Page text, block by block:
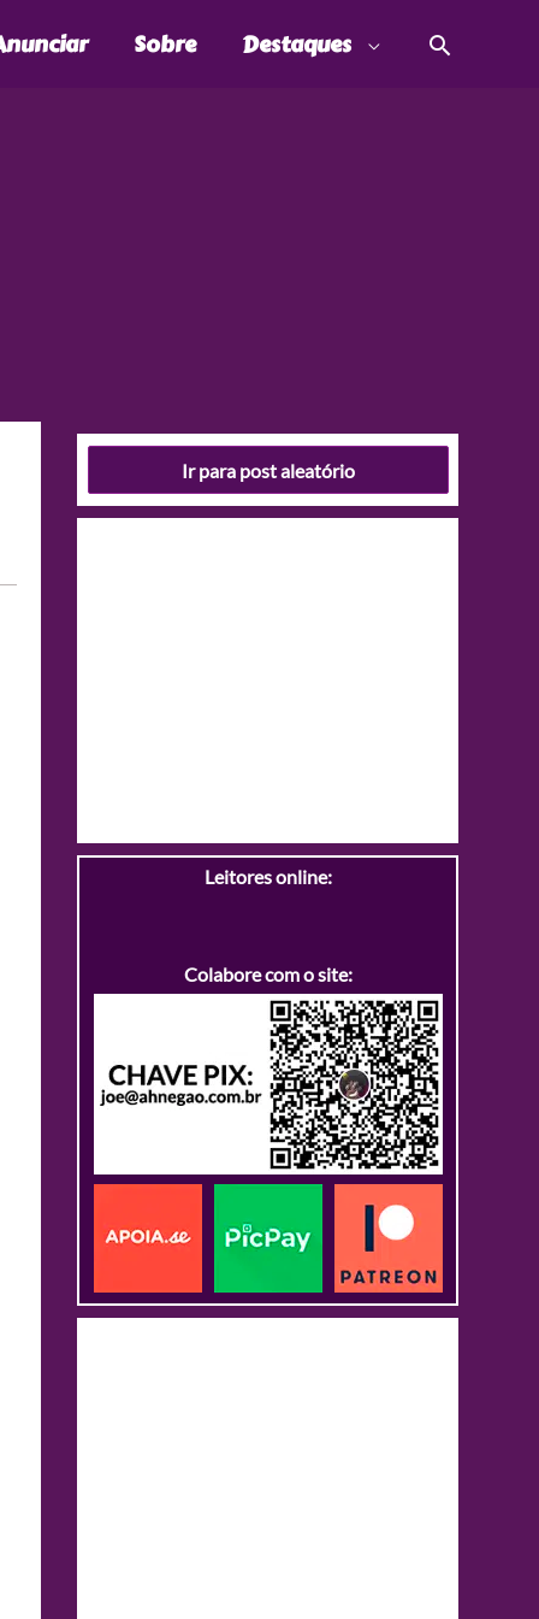
Sobre Destaques
Ir para post aleatório
Leitores online:
Colabore com o site: